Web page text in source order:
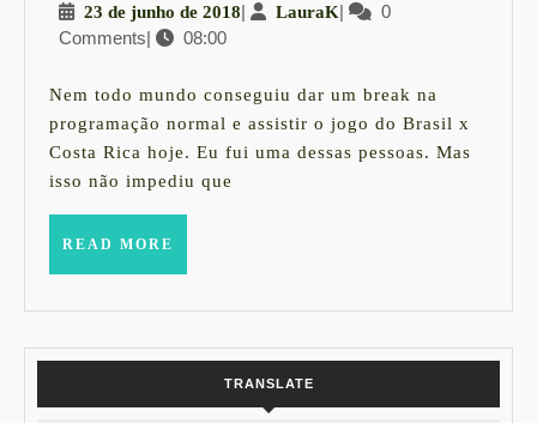
PRA
ASSISTIR
O
JOGO
DO
BRASIL
x
COSTA
RICA
23 de junho de 201823
de
2018
LauraKLauraK
0
Comments
08:00
Nem todo mundo conseguiu dar um break na
programação normal e assistir o jogo do Brasil x
Costa Rica hoje. Eu fui uma dessas pessoas. Mas
isso não impediu que
READ MORE
TRANSLATE